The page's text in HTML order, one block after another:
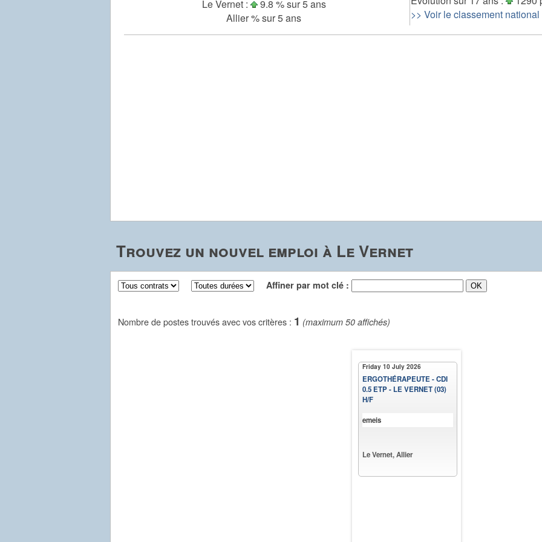
Le Vernet :
9.8 % sur 5 ans
Allier % sur 5 ans
>> Voir le classement national
Trouvez un nouvel emploi à Le Vernet
Affiner par mot clé :
Nombre de postes trouvés avec vos critères : 1 (maximum 50 affichés)
Friday 10 July 2026
ERGOTHÉRAPEUTE - CDI
0.5 ETP - LE VERNET (03)
H/F
emeis
Le Vernet, Allier